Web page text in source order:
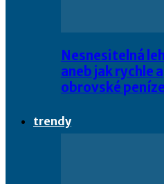
Nesnesitelná
aneb jak rychle
obrovské
trendy